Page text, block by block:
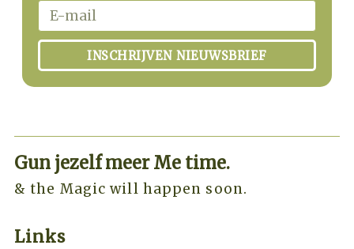
INSCHRIJVEN NIEUWSBRIEF
Gun jezelf meer Me time.​
& the Magic will happen soon.
Links